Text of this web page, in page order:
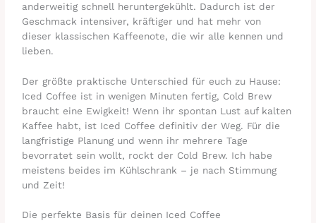
anderweitig schnell heruntergekühlt. Dadurch ist der
Geschmack intensiver, kräftiger und hat mehr von
dieser klassischen Kaffeenote, die wir alle kennen und
lieben.
Der größte praktische Unterschied für euch zu Hause:
Iced Coffee ist in wenigen Minuten fertig, Cold Brew
braucht eine Ewigkeit! Wenn ihr spontan Lust auf kalten
Kaffee habt, ist Iced Coffee definitiv der Weg. Für die
langfristige Planung und wenn ihr mehrere Tage
bevorratet sein wollt, rockt der Cold Brew. Ich habe
meistens beides im Kühlschrank – je nach Stimmung
und Zeit!
Die perfekte Basis für deinen Iced Coffee